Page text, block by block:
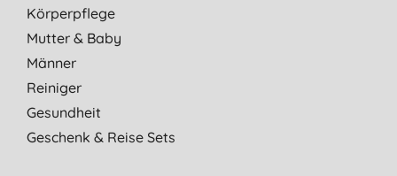
Körperpflege
Mutter & Baby
Männer
Reiniger
Gesundheit
Geschenk & Reise Sets